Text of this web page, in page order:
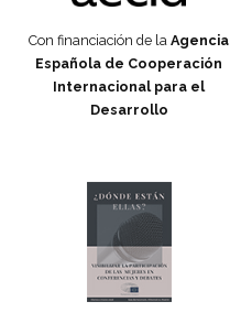
Con financiación de la Agencia
Española de Cooperación
Internacional para el
Desarrollo